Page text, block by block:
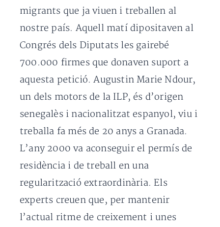
migrants que ja viuen i treballen al
nostre país. Aquell matí dipositaven al
Congrés dels Diputats les gairebé
700.000 firmes que donaven suport a
aquesta petició. Augustin Marie Ndour,
un dels motors de la ILP, és d’origen
senegalès i nacionalitzat espanyol, viu i
treballa fa més de 20 anys a Granada.
L’any 2000 va aconseguir el permís de
residència i de treball en una
regularització extraordinària. Els
experts creuen que, per mantenir
l’actual ritme de creixement i unes